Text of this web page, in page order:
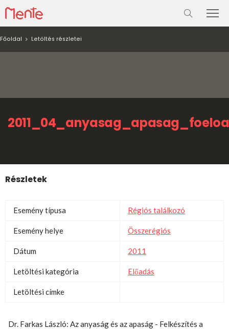
Főoldal Letöltés részletei
Részletek
Esemény típusa Régiós találkozó
Esemény helye Összerégiós
Dátum 2011
Letöltési kategória Előadás
Letöltési címke
Dr. Farkas László: Az anyaság és az apaság - Felkészítés a